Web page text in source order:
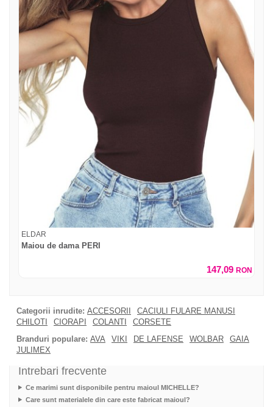
ELDAR
Maiou de dama PERI
147,09 RON
Categorii inrudite: ACCESORII
CACIULI FULARE MANUSI
CHILOTI
CIORAPI COLANTI
CORSETE
Branduri populare: AVA VIKI DE LAFENSE WOLBAR
GAIA
JULIMEX
Intrebari frecvente
Ce marimi sunt disponibile pentru maioul MICHELLE?
Care sunt materialele din care este fabricat maioul?